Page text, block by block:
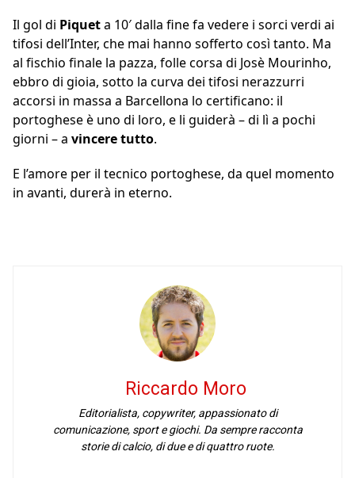
Il gol di Piqueta 10′ dalla fine fa vedere i sorci verdi ai
tifosi dell’Inter, che mai hanno sofferto così tanto. Ma
al fischio finale la pazza, folle corsa di Josè Mourinho,
ebbro di gioia, sotto la curva dei tifosi nerazzurri
accorsi in massa a Barcellona lo certificano: il
portoghese è uno di loro, e li guiderà – di lì a pochi
giorni – a vincere tutto.
E l’amore per il tecnico portoghese, da quel momento
in avanti, durerà in eterno.
Riccardo Moro
Editorialista, copywriter, appassionato di
comunicazione, sport e giochi. Da sempre racconta
storie di calcio, di due e di quattro ruote.